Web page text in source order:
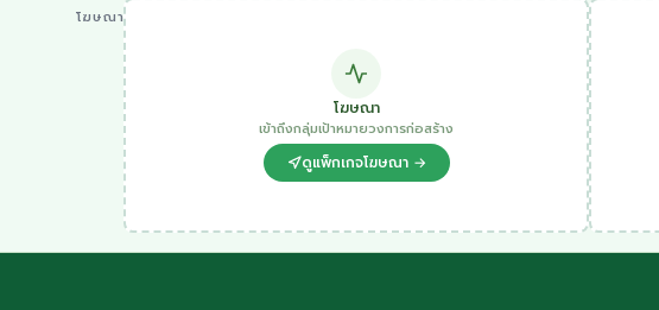
โฆษณา
โฆษณา
เข้าถึงกลุ่มเป้าหมายวงการก่อสร้าง
ดูแพ็กเกจโฆษณา →